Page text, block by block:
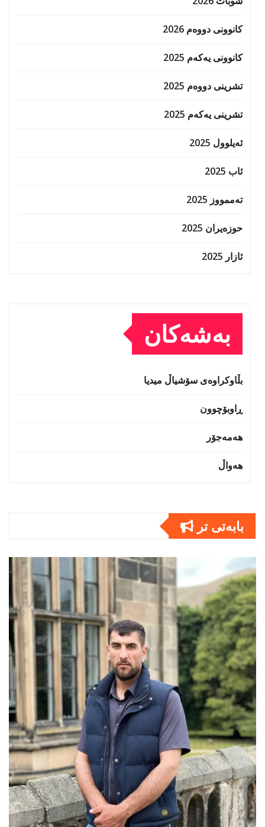
کانوونی دووەم 2026
کانوونی یەکەم 2025
تشرینی دووەم 2025
تشرینی یەکەم 2025
ئەیلوول 2025
ئاب 2025
تەممووز 2025
حوزه‌یران 2025
ئازار 2025
بەشەکان
بڵاوکراوەی سۆشیاڵ میدیا
ڕاوبۆچوون
هەمەجۆر
هەواڵ
بابەتى تر